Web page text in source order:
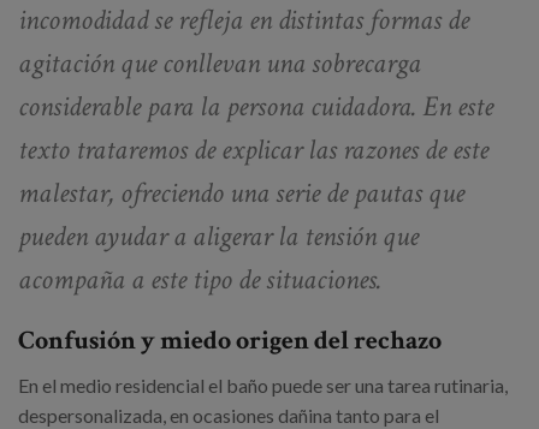
incomodidad se refleja en distintas formas de
agitación que conllevan una sobrecarga
considerable para la persona cuidadora. En este
texto trataremos de explicar las razones de este
malestar, ofreciendo una serie de pautas que
pueden ayudar a aligerar la tensión que
acompaña a este tipo de situaciones.
Confusión y miedo origen del rechazo
En el medio residencial el baño puede ser una tarea rutinaria,
despersonalizada, en ocasiones dañina tanto para el